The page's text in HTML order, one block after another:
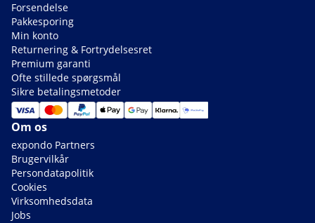
Forsendelse
Pakkesporing
Min konto
Returnering & Fortrydelsesret
Premium garanti
Ofte stillede spørgsmål
Sikre betalingsmetoder
Om os
expondo Partners
Brugervilkår
Persondatapolitik
Cookies
Virksomhedsdata
Jobs